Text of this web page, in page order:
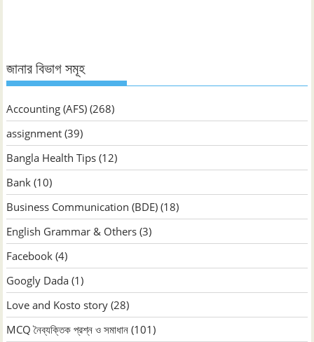
জানার বিভাগ সমূহ
Accounting (AFS) (268)
assignment (39)
Bangla Health Tips (12)
Bank (10)
Business Communication (BDE) (18)
English Grammar & Others (3)
Facebook (4)
Googly Dada (1)
Love and Kosto story (28)
MCQ নৈব্যক্তিক প্রশ্ন ও সমাধান (101)